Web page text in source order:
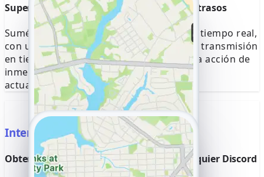
Supervise los movimientos en curso sin retrasos
Sumérjase en el recorrido del usuario en tiempo real,
con un seguimiento preciso del mapa. La transmisión
en tiempo real le permite presenciar cada acción de
inmediato, eliminando la necesidad de
actualizaciones de ubicación retrasadas.
Intercepta datos GPS
Obtenga información GPS precisa de cualquier Discord